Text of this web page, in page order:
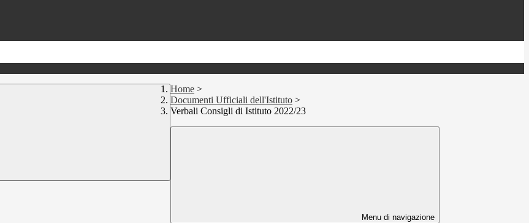
Home >
Documenti Ufficiali dell'Istituto >
Verbali Consigli di Istituto 2022/23
Menu di navigazione